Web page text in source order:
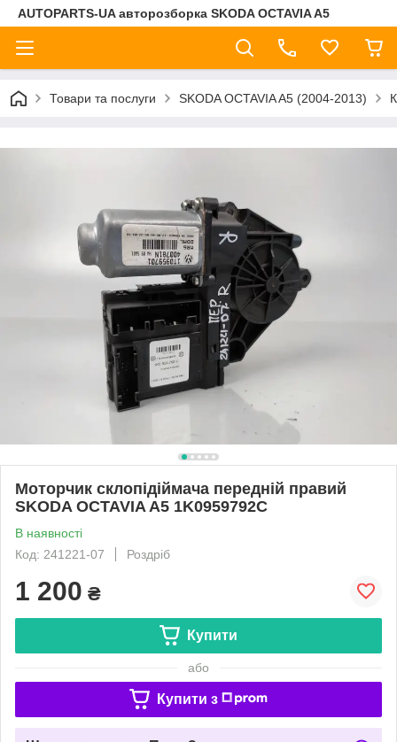
AUTOPARTS-UA авторозборка SKODA OCTAVIA A5
Товари та послуги SKODA OCTAVIA A5 (2004-2013)
Моторчик склопідіймача передній правий
SKODA OCTAVIA A5 1K0959792C
В наявності
Код: 241221-07
Роздріб
1 200 ₴
Купити
або
Купити з